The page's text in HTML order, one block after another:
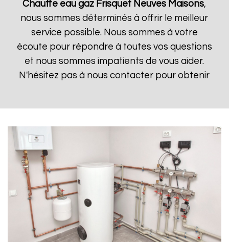
Chauffe eau gaz Frisquet Neuves Maisons,
nous sommes déterminés à offrir le meilleur
service possible. Nous sommes à votre
écoute pour répondre à toutes vos questions
et nous sommes impatients de vous aider.
N'hésitez pas à nous contacter pour obtenir